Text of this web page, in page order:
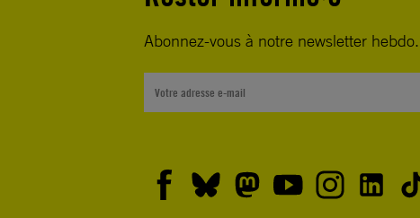
Abonnez-vous à notre newsletter hebdo.